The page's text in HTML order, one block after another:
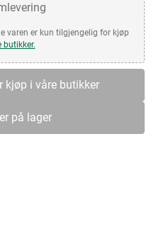
varen er kun tilgjengelig for kjøp
butikker.
kjøp i våre butikker
på lager